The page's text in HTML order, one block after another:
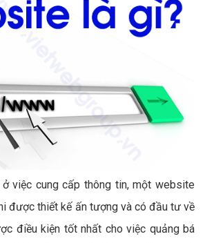
việc cung cấp thông tin, một website
được thiết kế ấn tượng và có đầu tư về
điều kiện tốt nhất cho việc quảng bá